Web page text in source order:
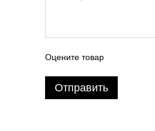
Оцените товар
Отправить